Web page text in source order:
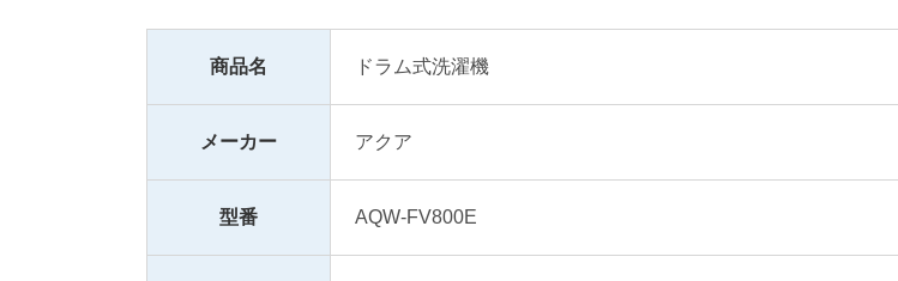
商品名 ドラム式洗濯機
メーカー アクア
型番 AQW-FV800E